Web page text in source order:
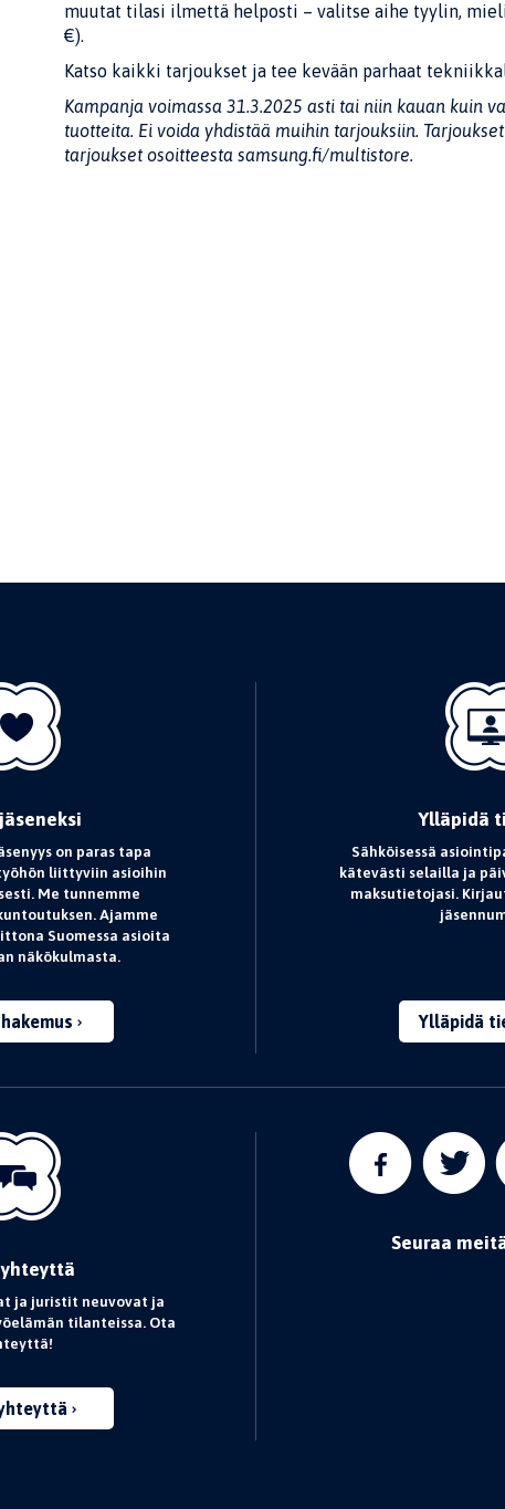
muutat tilasi ilmettä helposti – valitse aihe tyylin,
€).
Katso kaikki tarjoukset ja tee kevään parhaat
Kampanja voimassa 31.3.2025 asti tai niin kauan kuin
tuotteita. Ei voida yhdistää muihin tarjouksiin.
tarjoukset osoitteesta samsung.fi/multistore.
on paras tapa
liittyviin asioihin
Me tunnemme
Ajamme
Suomessa asioita
näkökulmasta.
Ylläpidä
Sähköisessä
kätevästi selailla ja
maksutietojasi.
Ylläpidä
ja juristit neuvovat ja
tilanteissa. Ota
Seuraa